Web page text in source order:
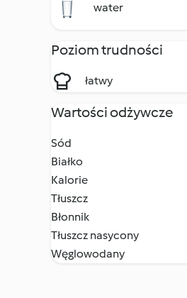
water
Poziom trudności
łatwy
Wartości odżywcze
Sód
Białko
Kalorie
Tłuszcz
Błonnik
Tłuszcz nasycony
Węglowodany